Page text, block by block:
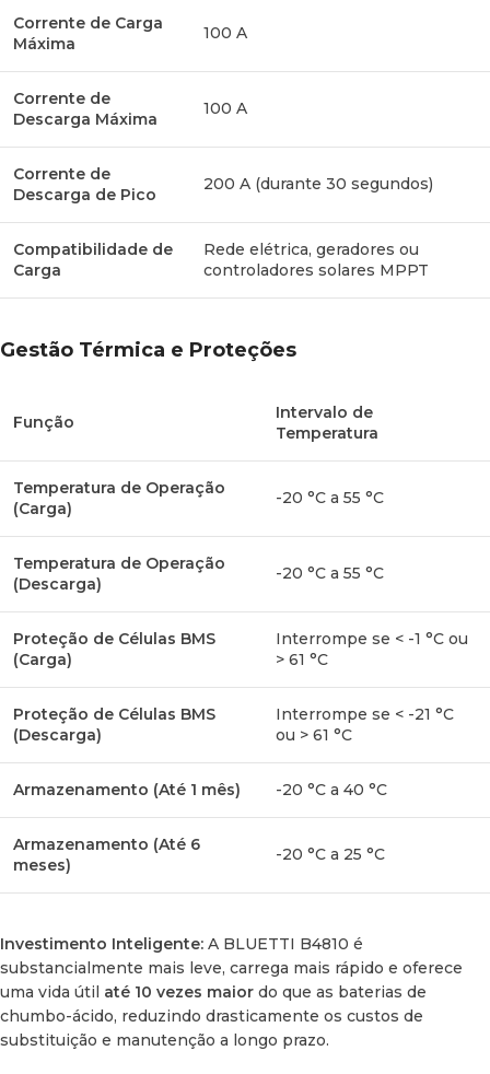
Armazenamento (Até 6
meses)
Investimento Inteligente:
substancialmente mais leve, carrega mais rápido e oferece
uma vida útil
chumbo-ácido, reduzindo drasticamente os custos de
substituição e manutenção a longo prazo.
Corrente de Carga
Máxima
100 A
Corrente de
Descarga Máxima
100 A
Corrente de
Descarga de Pico
200 A (durante 30 segundos)
Compatibilidade de
Carga
Rede elétrica, geradores ou
controladores solares MPPT
Gestão Térmica e Proteções
Função
Intervalo de
Temperatura
Temperatura de Operação
(Carga)
-20 °C a 55 °C
Temperatura de Operação
(Descarga)
-20 °C a 55 °C
Proteção de Células BMS
(Carga)
Interrompe se < -1 °C ou
> 61 °C
Proteção de Células BMS
(Descarga)
Interrompe se < -21 °C
ou > 61 °C
Armazenamento (Até 1 mês) -20 °C a 40 °C
Armazenamento (Até 6
meses)
-20 °C a 25 °C
Investimento Inteligente: A BLUETTI B4810 é
substancialmente mais leve, carrega mais rápido e oferece
uma vida útil até 10 vezes maior do que as baterias de
chumbo-ácido, reduzindo drasticamente os custos de
substituição e manutenção a longo prazo.